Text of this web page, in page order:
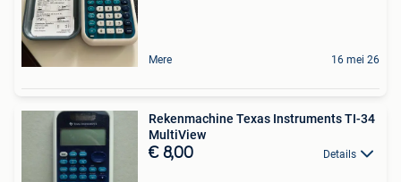
Mere 16 mei 26
Rekenmachine Texas Instruments TI-34
MultiView
€ 8,00 Details